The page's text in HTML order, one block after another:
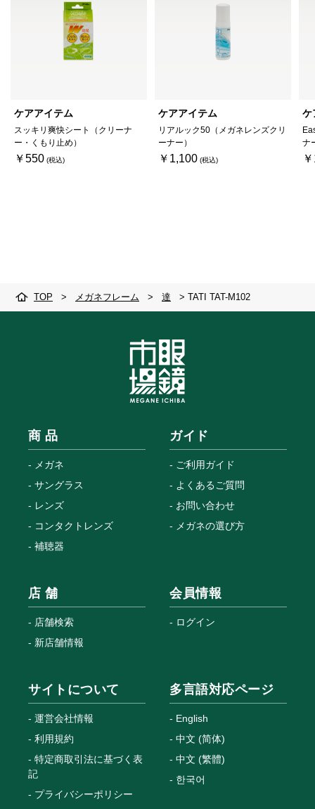
ケアアイテム
スッキリ爽快シート（クリーナ
ー・くもり止め）
￥550
ケアアイテム
リアルック50（メガネレンズクリ
ーナー）
￥1,100
ケ
ナ
TOP > メガネフレーム > 達 > TATI TAT-M102
商 品
メガネ
サングラス
レンズ
コンタクトレンズ
補聴器
ガイド
ご利用ガイド
よくあるご質問
お問い合わせ
メガネの選び方
店 舗
店舗検索
新店舗情報
会員情報
ログイン
サイトについて
運営会社情報
利用規約
特定商取引法に基づく表
記
プライバシーポリシー
多言語対応ページ
English
中文 (简体)
中文 (繁體)
한국어